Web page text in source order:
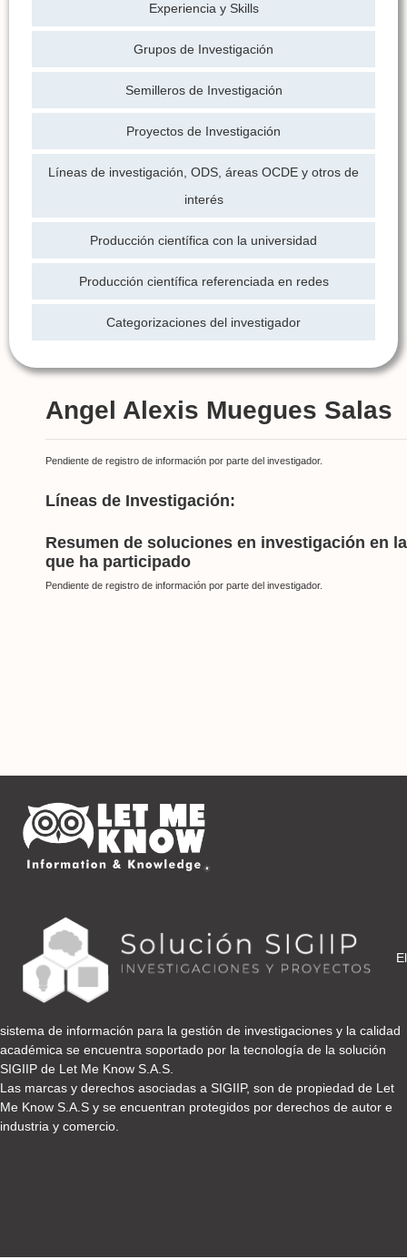
Experiencia y Skills
Grupos de Investigación
Semilleros de Investigación
Proyectos de Investigación
Líneas de investigación, ODS, áreas OCDE y otros de
interés
Producción científica con la universidad
Producción científica referenciada en redes
Categorizaciones del investigador
Angel Alexis Muegues Salas
Pendiente de registro de información por parte del investigador.
Líneas de Investigación:
Resumen de soluciones en investigación en
que ha participado
Pendiente de registro de información por parte del investigador.
El
sistema de información para la gestión de investigaciones y la calidad
académica se encuentra soportado por la tecnología de la solución
SIGIIP de Let Me Know S.A.S.
Las marcas y derechos asociadas a SIGIIP, son de propiedad de Let
Me Know S.A.S y se encuentran protegidos por derechos de autor e
industria y comercio.